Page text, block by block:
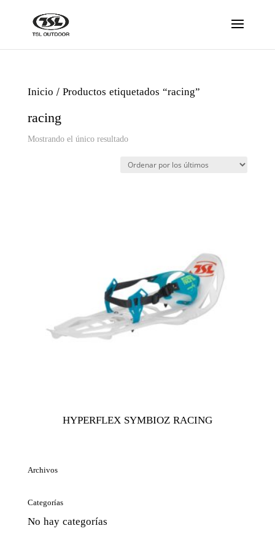
Inicio/ Productos etiquetados “racing”
racing
Mostrando el único resultado
HYPERFLEX SYMBIOZ RACING
Archivos
Categorías
No hay categorías